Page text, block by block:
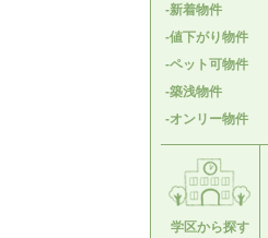
-新着物件
-値下がり物件
-ペット可物件
-築浅物件
-オンリー物件
学区から探す